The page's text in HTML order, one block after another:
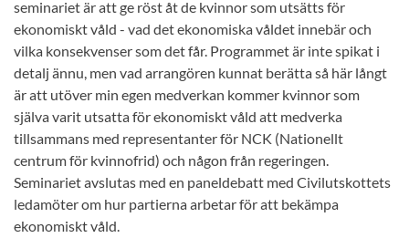
seminariet är att ge röst åt de kvinnor som utsätts för
ekonomiskt våld - vad det ekonomiska våldet innebär och
vilka konsekvenser som det får. Programmet är inte spikat i
detalj ännu, men vad arrangören kunnat berätta så här långt
är att utöver min egen medverkan kommer kvinnor som
själva varit utsatta för ekonomiskt våld att medverka
tillsammans med representanter för NCK (Nationellt
centrum för kvinnofrid) och någon från regeringen.
Seminariet avslutas med en paneldebatt med Civilutskottets
ledamöter om hur partierna arbetar för att bekämpa
ekonomiskt våld.